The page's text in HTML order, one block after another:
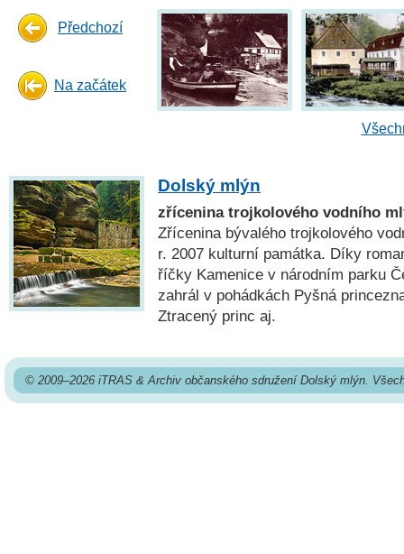
Předchozí
Na začátek
Dolský mlýn
zřícenina trojkolového vodního
Zřícenina bývalého trojkolového
r. 2007 kulturní památka. Díky
říčky Kamenice v národním parku
zahrál v pohádkách Pyšná
Ztracený princ aj.
© 2009–2026 iTRAS & Archiv občanského sdružení Dolský mlýn.